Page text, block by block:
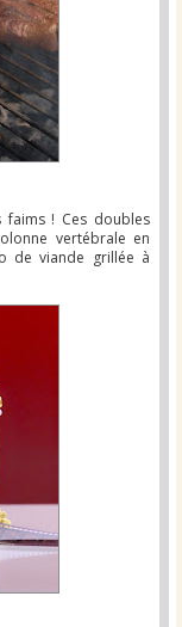
faims ! Ces doubles
vertébrale en
de viande grillée à